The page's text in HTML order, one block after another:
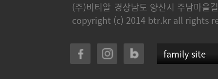
(주)비티알 경상남도 양산시 주남마을
copyright (c) 2014 btr.kr all rights
family site